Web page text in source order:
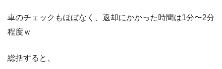
車のチェックもほぼなく、返却にかかった時間は1分〜2分
程度ｗ
総括すると、